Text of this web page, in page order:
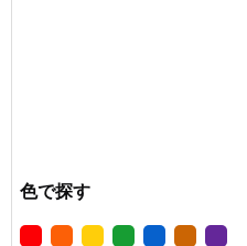
色で探す